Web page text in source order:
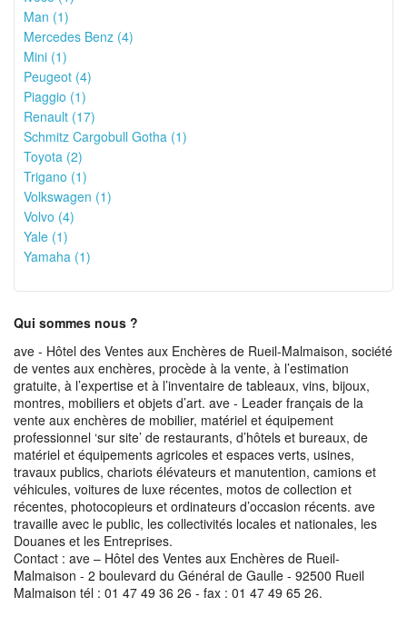
Man (1)
Mercedes Benz (4)
Mini (1)
Peugeot (4)
Piaggio (1)
Renault (17)
Schmitz Cargobull Gotha (1)
Toyota (2)
Trigano (1)
Volkswagen (1)
Volvo (4)
Yale (1)
Yamaha (1)
Qui sommes nous ?
ave - Hôtel des Ventes aux Enchères de Rueil-Malmaison, société
de ventes aux enchères, procède à la vente, à l’estimation
gratuite, à l’expertise et à l’inventaire de tableaux, vins, bijoux,
montres, mobiliers et objets d’art. ave - Leader français de la
vente aux enchères de mobilier, matériel et équipement
professionnel ‘sur site’ de restaurants, d’hôtels et bureaux, de
matériel et équipements agricoles et espaces verts, usines,
travaux publics, chariots élévateurs et manutention, camions et
véhicules, voitures de luxe récentes, motos de collection et
récentes, photocopieurs et ordinateurs d’occasion récents. ave
travaille avec le public, les collectivités locales et nationales, les
Douanes et les Entreprises.
Contact : ave – Hôtel des Ventes aux Enchères de Rueil-
Malmaison - 2 boulevard du Général de Gaulle - 92500 Rueil
Malmaison tél : 01 47 49 36 26 - fax : 01 47 49 65 26.